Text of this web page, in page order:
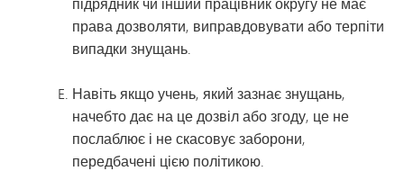
права дозволяти, виправдовувати або терпіти
випадки знущань.
Навіть якщо учень, який зазнає знущань,
начебто дає на це дозвіл або згоду, це не
послаблює і не скасовує заборони,
передбачені цією політикою.